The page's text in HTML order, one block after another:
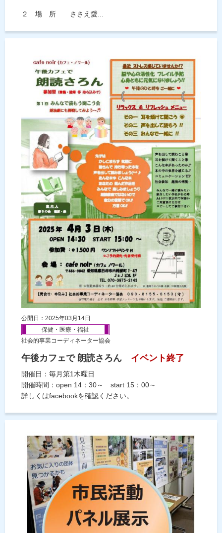
２ 場 所 ささえ愛...
公開日：2025年03月14日
保健・医療・福祉
社会的事業コーディネーター協会
午後カフェで 朗読さろん イベント終了
開催日：毎月第1木曜日
開催時間：open 14：30～ start 15：00～
詳しくはfacebookを確認ください。